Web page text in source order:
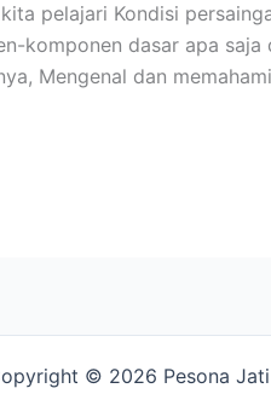
pelajari Kondisi
komponen dasar apa
Mengenal dan
© 2026 Pesona